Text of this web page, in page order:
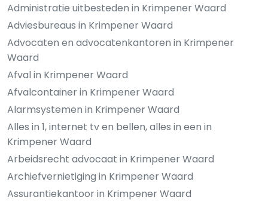
Administratie uitbesteden in Krimpener Waard
Adviesbureaus in Krimpener Waard
Advocaten en advocatenkantoren in Krimpener
Waard
Afval in Krimpener Waard
Afvalcontainer in Krimpener Waard
Alarmsystemen in Krimpener Waard
Alles in 1, internet tv en bellen, alles in een in
Krimpener Waard
Arbeidsrecht advocaat in Krimpener Waard
Archiefvernietiging in Krimpener Waard
Assurantiekantoor in Krimpener Waard